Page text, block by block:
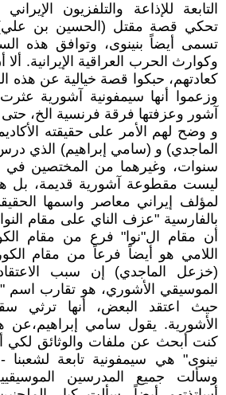
تحكي قصة مقتل (الحسين بن علي)
تسمى أيضاً بنينوى، وتوافق هذه
وكوارث الحرب العراقية الإيرانية. ألا
كعادتهم، حبكوا قصة خيالية عن هذه
وزعموا أنها سيمفونية آشورية
آشور وعزفتها فرقة فرنسية الخ،
و وضح لهم الأمر على حقيقته
الماجدي) و (سامي إبراهيم) الذي
سنوات، وغيرهما من المختصين في
ليست مقطوعة آشورية قديمة، بل
لمؤلف إيراني معاصر واسمها
بالفارسية "عزف الناي على مقام
أن مقام ال"نوا" فرع من مقام
اللامي هو أيضاً فرعاً من مقام
(خزعل الماجدي) إن سبب
الموسيقي الأشوري، هو تقارب اسم
حيث اعتقد البعض، أنها ترثي
الأشورية. يقول سامي إبراهيم،عن
كنت أبحث عن ملفات والوثائق لكي
نينوى" هي سيمفونية تابعة
وسألت جميع المدرسين